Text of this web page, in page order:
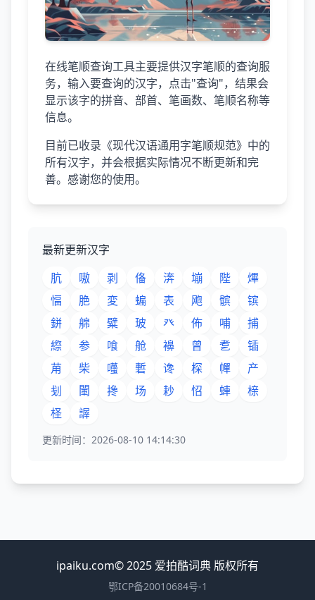
在线笔顺查询工具主要提供汉字笔顺的查询服
务，输入要查询的汉字，点击"查询"，结果会
显示该字的拼音、部首、笔画数、笔顺名称等
信息。
目前已收录《现代汉语通用字笔顺规范》中的
所有汉字，并会根据实际情况不断更新和完
善。感谢您的使用。
最新更新汉字
肮
嗷 剥 俻 渀 塴 陛
熚
愊
脃 変 蝙 表 飑 髌
镔
鉼
艊 糪 玻 癶 佈 哺
捕
縩
参 喰 舱 襣 曾 乽
锸
苚
柴 囆 磛 谗 棎 幝
产
刬
閳 搀 场 耖 怊 蛼
榇
柽
謘
更新时间：2026-08-10 14:14:30
ipaiku.com© 2025 爱拍酷词典 版权所有
鄂ICP备20010684号-1